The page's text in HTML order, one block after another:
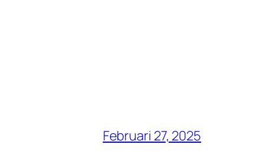
Februari 27, 2025